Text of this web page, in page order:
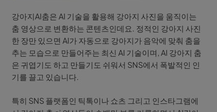
강아지AI춤은 AI 기술을 활용해 강아지 사진을 움직이는
춤 영상으로 변환하는 콘텐츠인데요. 정적인 강아지 사진
한 장만 있으면 AI가 자동으로 강아지가 음악에 맞춰 춤을
추는 모습으로 만들어주는 최신 AI 기술이며, AI 강아지 춤
은 귀엽기도 하고 만들기도 쉬워서 SNS에서 폭발적인 인
기를 끌고 있습니다.
특히 SNS 플랫폼인 틱톡이나 쇼츠 그리고 인스타그램에